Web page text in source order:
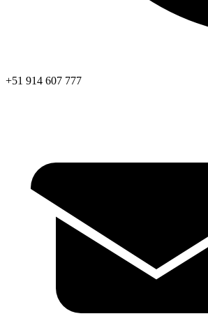
+51 914 607 777